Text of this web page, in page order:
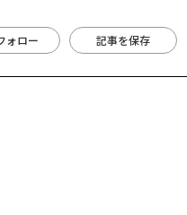
ォロー 記事を保存